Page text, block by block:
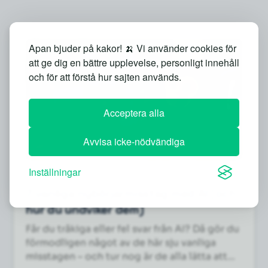
Apan bjuder på kakor! 🍌 Vi använder cookies för
att ge dig en bättre upplevelse, personligt innehåll
och för att förstå hur sajten används.
Acceptera alla
Avvisa icke-nödvändiga
Inställningar
NYBÖRJARE
hur du undviker dem)
Får du tråkiga eller fel svar från AI? Då gör du
förmodligen något av de här sju vanliga
misstagen – och tur nog är de alla lätta att